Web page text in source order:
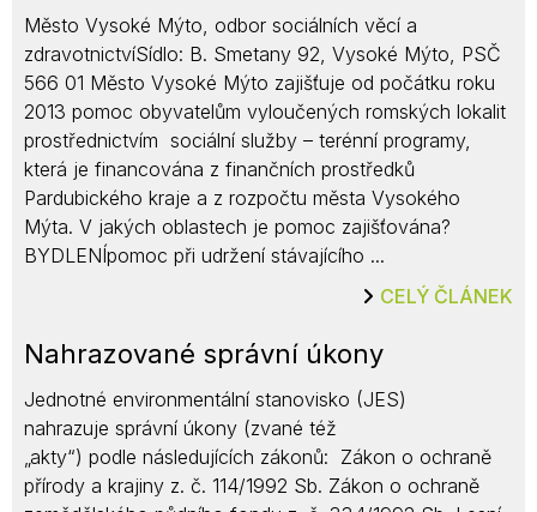
Město Vysoké Mýto, odbor sociálních věcí a
zdravotnictvíSídlo: B. Smetany 92, Vysoké Mýto, PSČ
566 01 Město Vysoké Mýto zajišťuje od počátku roku
2013 pomoc obyvatelům vyloučených romských lokalit
prostřednictvím sociální služby – terénní programy,
která je financována z finančních prostředků
Pardubického kraje a z rozpočtu města Vysokého
Mýta. V jakých oblastech je pomoc zajišťována?
BYDLENÍpomoc při udržení stávajícího ...
CELÝ ČLÁNEK
Nahrazované správní úkony
Jednotné environmentální stanovisko (JES)
nahrazuje správní úkony (zvané též
„akty“) podle následujících zákonů: Zákon o ochraně
přírody a krajiny z. č. 114/1992 Sb. Zákon o ochraně